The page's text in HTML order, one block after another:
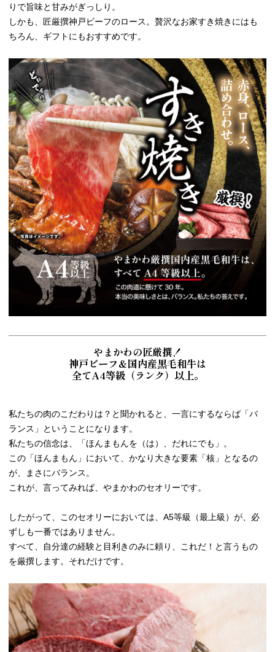
りで旨味と甘みがぎっしり。
しかも、匠厳撰神戸ビーフのロース。贅沢なお家すき焼きにはも
ちろん、ギフトにもおすすめです。
やまかわの匠厳撰！
神戸ビーフ＆国内産黒毛和牛は
全てA4等級（ランク）以上。
私たちの肉のこだわりは？と聞かれると、一言にするならば「バ
ランス」ということになります。
私たちの信念は、「ほんまもんを（は）、だれにでも」。
この「ほんまもん」において、かなり大きな要素「核」となるの
が、まさにバランス。
これが、言ってみれば、やまかわのセオリーです。
したがって、このセオリーにおいては、A5等級（最上級）が、必
ずしも一番ではありません。
すべて、自分達の経験と目利きのみに頼り、これだ！と言うもの
を厳撰します。それだけです。